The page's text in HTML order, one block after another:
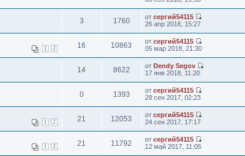
3 1760 от сергий54115
26 апр 2018, 15:27
1 2 16 10863 от сергий54115
05 мар 2018, 21:30
14 8622 от Dendy Segov
17 янв 2018, 11:20
0 1393 от сергий54115
28 сен 2017, 02:23
1 2 21 12053 от сергий54115
24 сен 2017, 17:17
1 2 21 11792 от сергий54115
12 май 2017, 11:05